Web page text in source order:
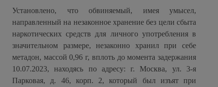
Установлено, что обвиняемый, имея умысел,
направленный на незаконное хранение без цели сбыта
наркотических средств для личного употребления в
значительном размере, незаконно хранил при себе
метадон, массой 0,96 г, вплоть до момента задержания
10.07.2023, находясь по адресу: г. Москва, ул. 3-я
Парковая, д. 46, корп. 2, который был изъят при